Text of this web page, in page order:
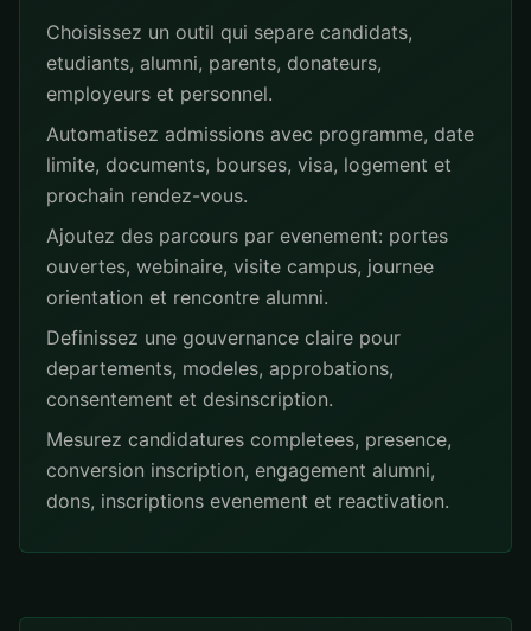
Choisissez un outil qui separe candidats,
etudiants, alumni, parents, donateurs,
employeurs et personnel.
Automatisez admissions avec programme, date
limite, documents, bourses, visa, logement et
prochain rendez-vous.
Ajoutez des parcours par evenement: portes
ouvertes, webinaire, visite campus, journee
orientation et rencontre alumni.
Definissez une gouvernance claire pour
departements, modeles, approbations,
consentement et desinscription.
Mesurez candidatures completees, presence,
conversion inscription, engagement alumni,
dons, inscriptions evenement et reactivation.